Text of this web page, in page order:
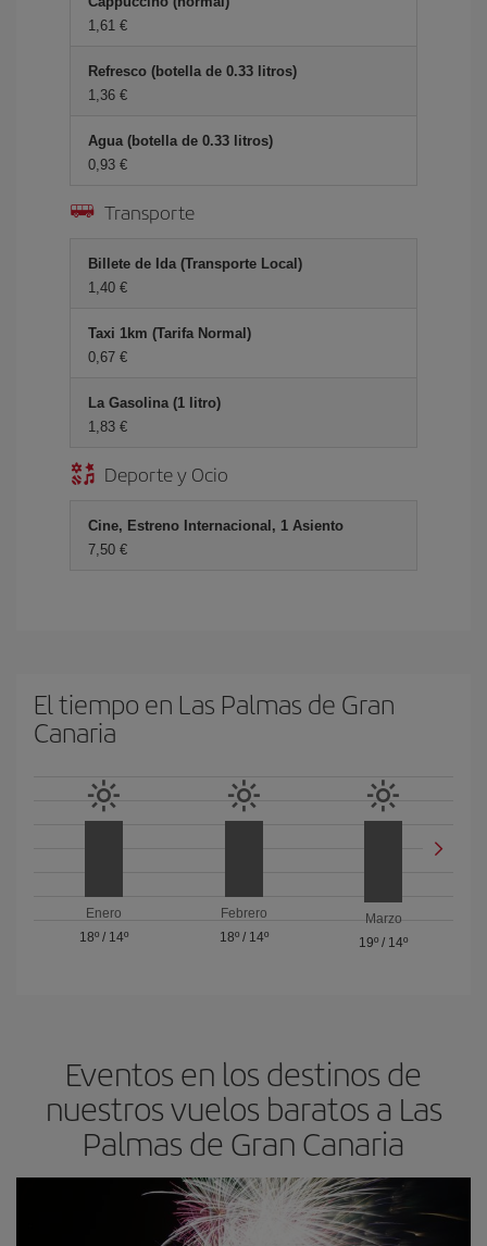
1,61 €
Refresco (botella de 0.33 litros)
1,36 €
Agua (botella de 0.33 litros)
0,93 €
Transporte
Billete de Ida (Transporte Local)
1,40 €
Taxi 1km (Tarifa Normal)
0,67 €
La Gasolina (1 litro)
1,83 €
Deporte y Ocio
Cine, Estreno Internacional, 1 Asiento
7,50 €
El tiempo en Las Palmas de Gran
Canaria
Enero
18º/ 14º
Febrero
18º/ 14º
Marzo
19º / 14º
Eventos en los destinos de
nuestros vuelos baratos a Las
Palmas de Gran Canaria